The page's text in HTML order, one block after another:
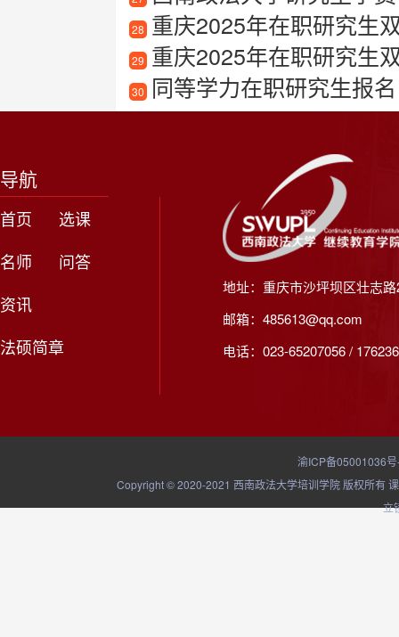
28 重庆2025年在职研究生
29 重庆2025年在职研究生
30 同等学力在职研究生报名
导航
首页
选课
名师
问答
资讯
法硕简章
地址：重庆市沙坪坝区壮志
邮箱：485613@qq.com
电话：023-65207056 /
渝ICP备05001036
Copyright © 2020-2021 西南政法大学培训学院 版权所有
立